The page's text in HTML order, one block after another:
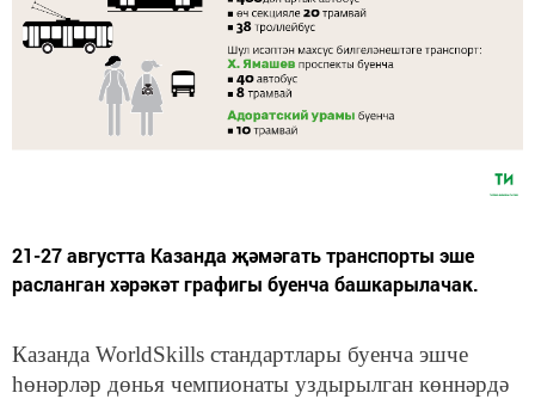
21-27 августта Казанда җәмәгать транспорты эше
расланган хәрәкәт графигы буенча башкарылачак.
Казанда WorldSkills стандартлары буенча эшче
һөнәрләр дөнья чемпионаты уздырылган көннәрдә